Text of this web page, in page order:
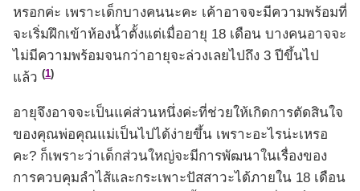
หรอกค่ะ เพราะเด็กบางคนนะคะ เค้าอาจจะมีความพร้อมที่
จะเริ่มฝึกเข้าห้องน้ำตั้งแต่เมื่ออายุ 18 เดือน บางคนอาจจะ
ไม่มีความพร้อมจนกว่าอายุจะล่วงเลยไปถึง 3 ปีขึ้นไป
แล้ว (1)
อายุจึงอาจจะเป็นแค่ส่วนหนึ่งค่ะที่ช่วยให้เกิดการตัดสินใจ
ของคุณพ่อคุณแม่เป็นไปได้ง่ายขึ้น เพราะอะไรน่ะเหรอ
คะ? ก็เพราะว่าเด็กส่วนใหญ่จะมีการพัฒนาในเรื่องของ
การควบคุมลำไส้และกระเพาะปัสสาวะได้ภายใน 18 เดือน